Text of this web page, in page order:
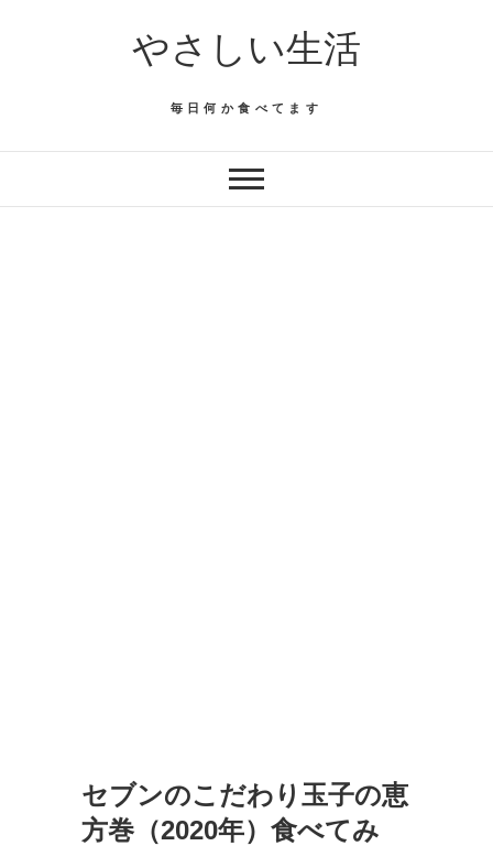
やさしい生活
毎日何か食べてます
セブンのこだわり玉子の恵
方巻（2020年）食べてみ